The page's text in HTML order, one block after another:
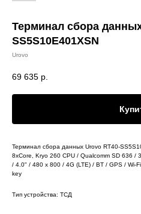
Терминал сбора
SS5S10E401XSN
Urovo
69 635 р.
Терминал сбора данных Urovo RT40-
8xCore, Kryo 260 CPU / Qualcomm SD 636 /
/ 4.0" / 480 x 800 / 4G (LTE) / BT / GPS / Wi-
key
Тип устройства: ТСД